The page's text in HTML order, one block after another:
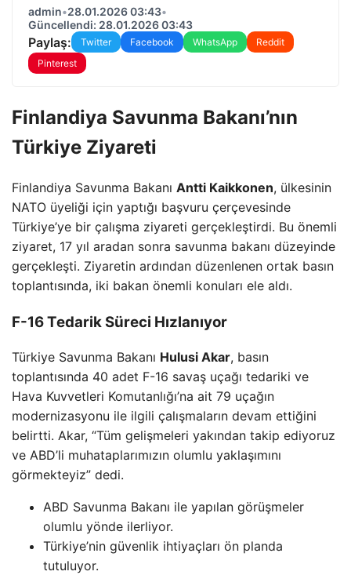
admin•28.01.2026 03:43•
Güncellendi: 28.01.2026 03:43
Paylaş: Twitter Facebook WhatsApp
Reddit
Pinterest
Finlandiya Savunma Bakanı’nın
Türkiye Ziyareti
Finlandiya Savunma Bakanı Antti Kaikkonen, ülkesinin
NATO üyeliği için yaptığı başvuru çerçevesinde
Türkiye’ye bir çalışma ziyareti gerçekleştirdi. Bu önemli
ziyaret, 17 yıl aradan sonra savunma bakanı düzeyinde
gerçekleşti. Ziyaretin ardından düzenlenen ortak basın
toplantısında, iki bakan önemli konuları ele aldı.
F-16 Tedarik Süreci Hızlanıyor
Türkiye Savunma Bakanı Hulusi Akar, basın
toplantısında 40 adet F-16 savaş uçağı tedariki ve
Hava Kuvvetleri Komutanlığı’na ait 79 uçağın
modernizasyonu ile ilgili çalışmaların devam ettiğini
belirtti. Akar, “Tüm gelişmeleri yakından takip ediyoruz
ve ABD’li muhataplarımızın olumlu yaklaşımını
görmekteyiz” dedi.
ABD Savunma Bakanı ile yapılan görüşmeler
olumlu yönde ilerliyor.
Türkiye’nin güvenlik ihtiyaçları ön planda
tutuluyor.